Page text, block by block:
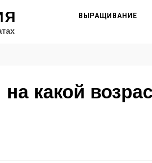
ВЫРАЩИВАНИЕ
какой